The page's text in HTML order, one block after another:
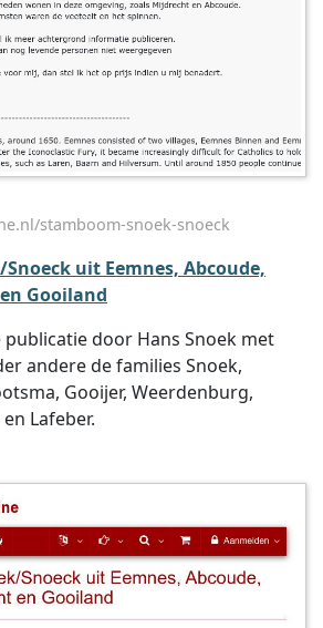
stamboom-snoek-snoeck
uit Eemnes, Abcoude,
Gooiland
publicatie door Hans Snoek met
andere de families Snoek,
Gooijer, Weerdenburg,
Lafeber.